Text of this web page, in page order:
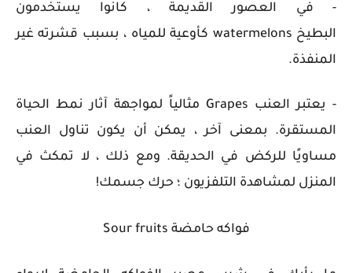
- في العصور القديمة ، كانوا يستخدمون
البطيخ watermelons كأوعية للمياه ، بسبب قشرته غير
المنفذة.
- يعتبر العنب Grapes مثالياً لمواجهة آثار نمط الحياة
المستقرة. بمعنى آخر ، يمكن أن يكون تناول العنب
مساويًا للركض في الحديقة. ومع ذلك ، لا تمكث في
المنزل لمشاهدة التلفزيون ؛ حرك جسمك!
فواكه حامضة Sour fruits